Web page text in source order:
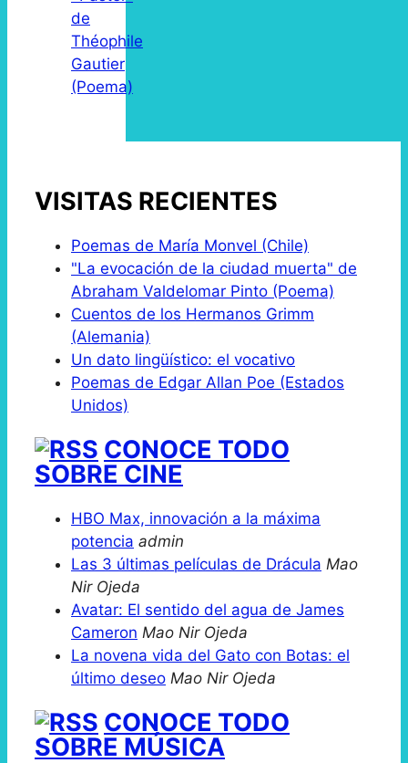
de
Théophile
Gautier
(Poema)
VISITAS RECIENTES
Poemas de María Monvel (Chile)
"La evocación de la ciudad muerta" de
Abraham Valdelomar Pinto (Poema)
Cuentos de los Hermanos Grimm
(Alemania)
Un dato lingüístico: el vocativo
Poemas de Edgar Allan Poe (Estados
Unidos)
CONOCE TODO
SOBRE CINE
HBO Max, innovación a la máxima
potencia admin
Las 3 últimas películas de Drácula Mao
Nir Ojeda
Avatar: El sentido del agua de James
Cameron Mao Nir Ojeda
La novena vida del Gato con Botas: el
último deseo Mao Nir Ojeda
CONOCE TODO
SOBRE MÚSICA